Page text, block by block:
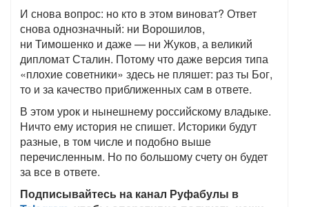
И снова вопрос: но кто в этом виноват? Ответ
снова однозначный: ни Ворошилов,
ни Тимошенко и даже — ни Жуков, а великий
дипломат Сталин. Потому что даже версия типа
«плохие советники» здесь не пляшет: раз ты Бог,
то и за качество приближенных сам в ответе.
В этом урок и нынешнему российскому владыке.
Ничто ему история не спишет. Историки будут
разные, в том числе и подобно выше
перечисленным. Но по большому счету он будет
за все в ответе.
Подписывайтесь на канал Руфабулы в